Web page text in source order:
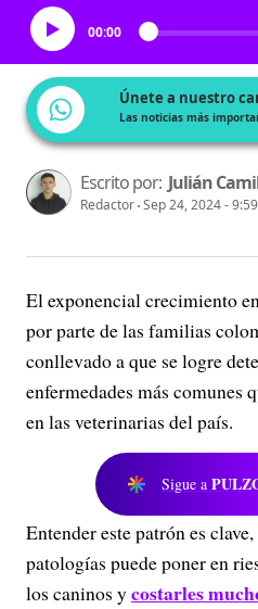
00:00
Únete a nuestro
Las noticias más
Escrito por: Julián
Redactor Sep 24, 2024 -
El exponencial crecimiento
por parte de las familias
conllevado a que se logre
enfermedades más comunes
en las veterinarias del país.
Sigue a
Entender este patrón es
patologías puede poner en
los caninos ycostarles